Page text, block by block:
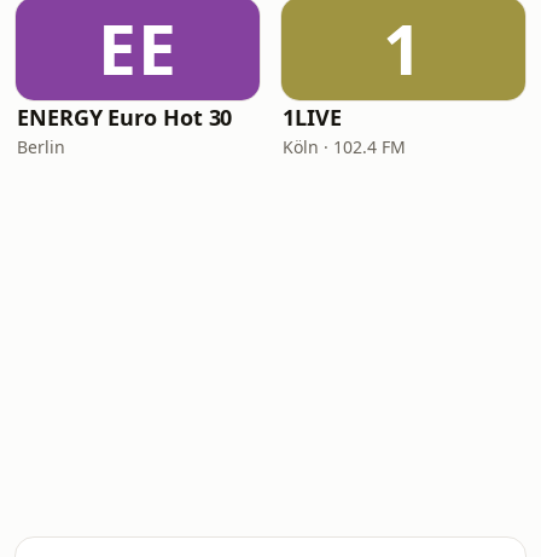
EE
ENERGY Euro Hot 30
Berlin
1
1LIVE
Köln · 102.4 FM